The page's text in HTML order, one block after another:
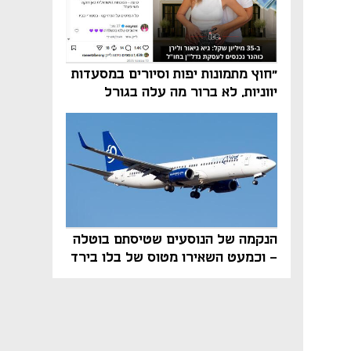
"חוץ מתמונות יפות וסיורים במסעדות
יווניות, לא ברור מה עלה בגורל
פרויקט הנדל"ן"
הנקמה של הנוסעים שטיסתם בוטלה
- וכמעט השאירו מטוס של בלו בירד